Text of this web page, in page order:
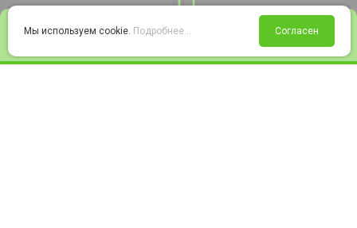
Войти Избранное Корзина
Мы используем cookie. Подробнее... Согласен